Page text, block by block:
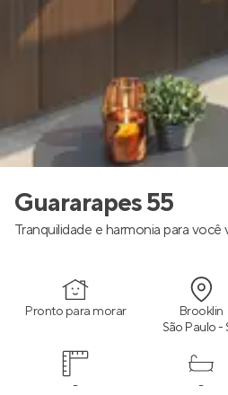
Guararapes 55
Tranquilidade e harmonia para você
Pronto para morar Brooklin
São Paulo -
- -